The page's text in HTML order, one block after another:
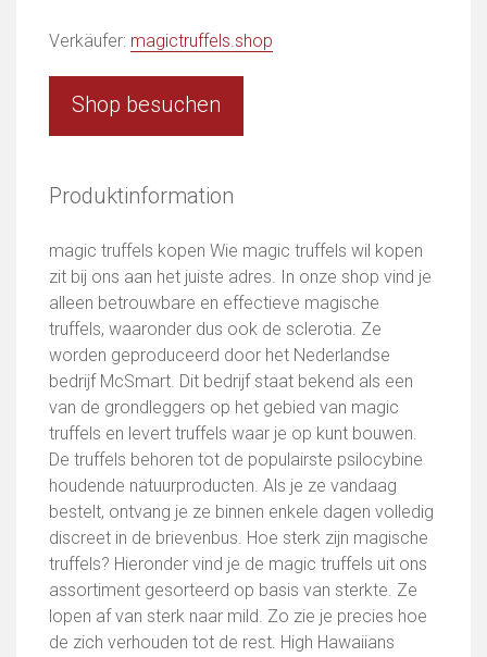
Verkäufer: magictruffels.shop
Shop besuchen
Produktinformation
magic truffels kopen Wie magic truffels wil kopen
zit bij ons aan het juiste adres. In onze shop vind je
alleen betrouwbare en effectieve magische
truffels, waaronder dus ook de sclerotia. Ze
worden geproduceerd door het Nederlandse
bedrijf McSmart. Dit bedrijf staat bekend als een
van de grondleggers op het gebied van magic
truffels en levert truffels waar je op kunt bouwen.
De truffels behoren tot de populairste psilocybine
houdende natuurproducten. Als je ze vandaag
bestelt, ontvang je ze binnen enkele dagen volledig
discreet in de brievenbus. Hoe sterk zijn magische
truffels? Hieronder vind je de magic truffels uit ons
assortiment gesorteerd op basis van sterkte. Ze
lopen af van sterk naar mild. Zo zie je precies hoe
de zich verhouden tot de rest. High Hawaiians